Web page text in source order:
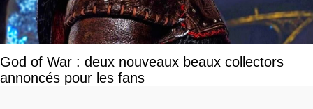
God of War : deux nouveaux beaux collectors
annoncés pour les fans